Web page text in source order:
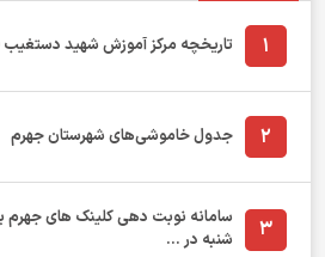
1 تاریخچه مرکز آموزش شهید
2 جدول خاموشی‌های شهرستان جهرم
3
سامانه نوبت دهی کلینک های جهرم
شنبه در ...